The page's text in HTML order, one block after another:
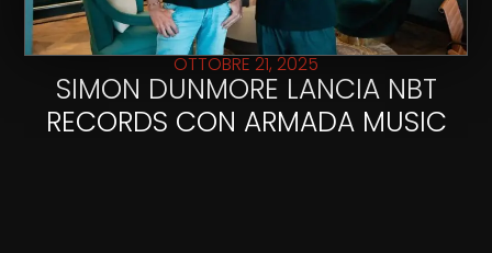
OTTOBRE 21, 2025
SIMON DUNMORE LANCIA NBT
RECORDS CON ARMADA MUSIC